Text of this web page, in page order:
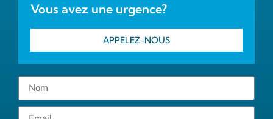
Vous avez une urgence?
APPELEZ-NOUS